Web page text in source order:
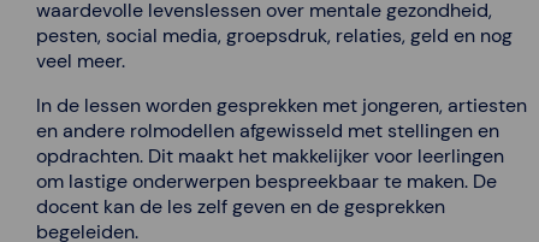
waardevolle levenslessen over mentale gezondheid,
pesten, social media, groepsdruk, relaties, geld en nog
veel meer.
In de lessen worden gesprekken met jongeren, artiesten
en andere rolmodellen afgewisseld met stellingen en
opdrachten. Dit maakt het makkelijker voor leerlingen
om lastige onderwerpen bespreekbaar te maken. De
docent kan de les zelf geven en de gesprekken
begeleiden.